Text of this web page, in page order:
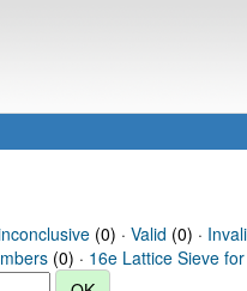
(0) · Valid (0) ·
(0) · 16e Lattice Sieve